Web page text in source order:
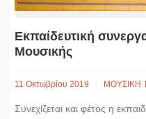
Εκπαίδευτική
Μουσικής
11 Οκτωβρίου 2019 ΜΟΥΣΙΚΗ
Συνεχίζεται και φέτος η